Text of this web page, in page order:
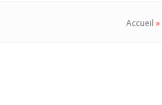
Accueil »